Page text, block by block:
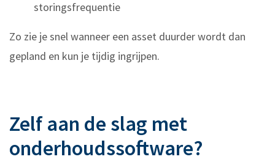
storingsfrequentie
Zo zie je snel wanneer een asset duurder wordt dan
gepland en kun je tijdig ingrijpen.
Zelf aan de slag met
onderhoudssoftware?